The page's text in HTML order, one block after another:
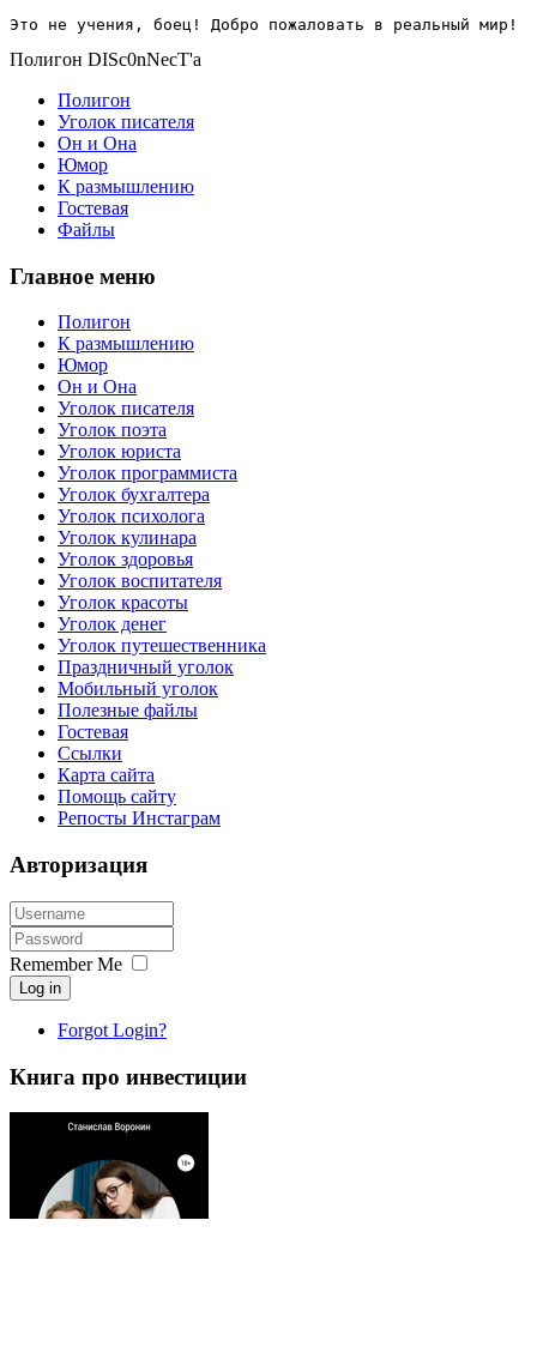
Это не учения, боец! Добро пожаловать в реальный мир!
Полигон DISc0nNecT'a
Полигон
Уголок писателя
Он и Она
Юмор
К размышлению
Гостевая
Файлы
Главное меню
Полигон
К размышлению
Юмор
Он и Она
Уголок писателя
Уголок поэта
Уголок юриста
Уголок программиста
Уголок бухгалтера
Уголок психолога
Уголок кулинара
Уголок здоровья
Уголок воспитателя
Уголок красоты
Уголок денег
Уголок путешественника
Праздничный уголок
Мобильный уголок
Полезные файлы
Гостевая
Ссылки
Карта сайта
Помощь сайту
Репосты Инстаграм
Авторизация
Remember Me
Log in
Forgot Login?
Книга про инвестиции